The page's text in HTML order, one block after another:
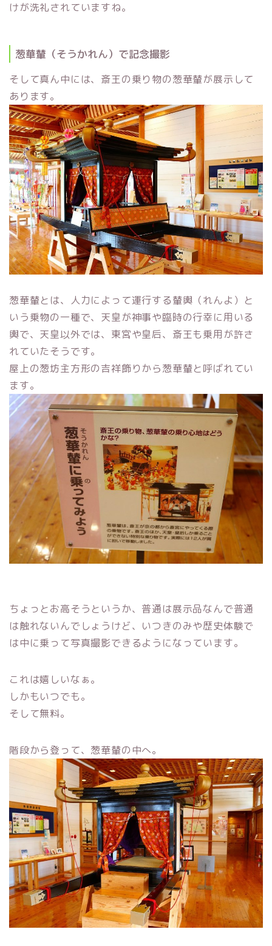
けが洗礼されていますね。
葱華輦（そうかれん）で記念撮影
そして真ん中には、斎王の乗り物の葱華輦が展示して
あります。
葱華輦とは、人力によって運行する輦輿（れんよ）と
いう乗物の一種で、天皇が神事や臨時の行幸に用いる
輿で、天皇以外では、東宮や皇后、斎王も乗用が許さ
れていたそうです。
屋上の葱坊主方形の吉祥飾りから葱華輦と呼ばれてい
ます。
ちょっとお高そうというか、普通は展示品なんで普通
は触れないんでしょうけど、いつきのみや歴史体験で
は中に乗って写真撮影できるようになっています。
これは嬉しいなぁ。
しかもいつでも。
そして無料。
階段から登って、葱華輦の中へ。